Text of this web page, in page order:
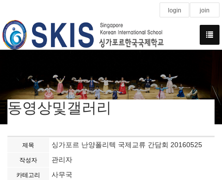
login join
동영상및갤러리
제목 싱가포르 난양폴리텍 국제교류 간담회 20160525
작성자 관리자
카테고리 사무국